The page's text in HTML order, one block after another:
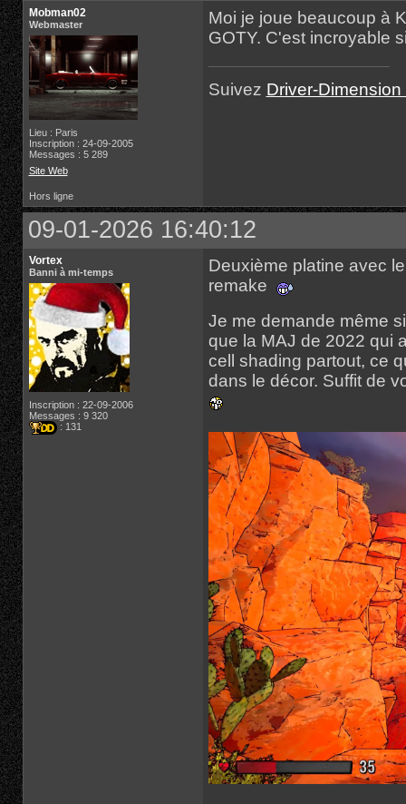
Mobman02
Webmaster
Lieu : Paris
Inscription : 24-09-2005
Messages : 5 289
Site Web
Moi je joue beaucoup à
GOTY. C'est incroyable
Suivez Driver-Dimension
Hors ligne
09-01-2026 16:40:12
Vortex
Banni à mi-temps
Inscription : 22-09-2006
Messages : 9 320
: 131
Deuxième platine avec
remake
Je me demande même
que la MAJ de 2022 qui
cell shading partout, ce
dans le décor. Suffit de